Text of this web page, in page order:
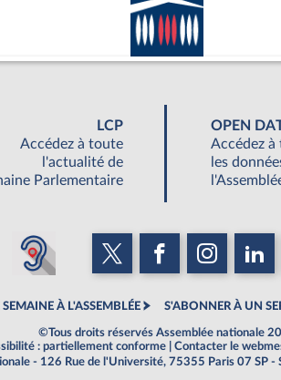
LCP
Accédez à toute
l'actualité de
Parlementaire
OPEN
Accédez à
les
À L'ASSEMBLÉE S'ABONNER À UN
©Tous droits réservés Assemblée nationale
: partiellement conforme Contacter le
- 126 Rue de l'Université, 75355 Paris 07 SP